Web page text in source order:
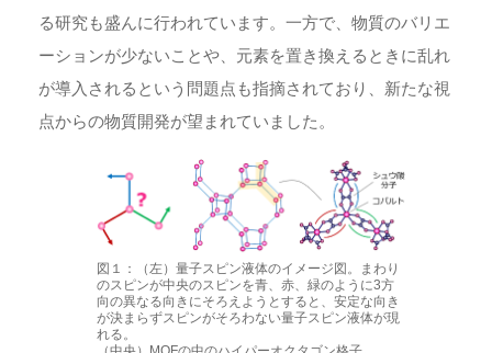
る研究も盛んに行われています。一方で、物質のバリエ
ーションが少ないことや、元素を置き換えるときに乱れ
が導入されるという問題点も指摘されており、新たな視
点からの物質開発が望まれていました。
図１：（左）量子スピン液体のイメージ図。まわり
のスピンが中央のスピンを青、赤、緑のように3方
向の異なる向きにそろえようとすると、安定な向き
が決まらずスピンがそろわない量子スピン液体が現
れる。